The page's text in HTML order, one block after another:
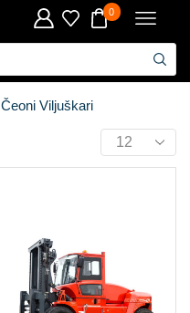
0
Čeoni Viljuškari